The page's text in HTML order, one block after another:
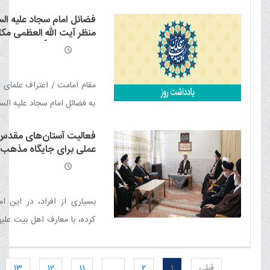
فضائل امام سجاد علیه
منظر آیت الله العظمی
شیرازی مدّ ظلّه العالی
مقام امامت / اعتراف
به فضائل امام سجاد علیه
/ امام سجاد علیه
الْخِیرَتَین» / زهد و عبادت
پناه مردم / امام سجاد
هشام و فرزدق / مساعدت
فعالیت آستان‌های
عملی برای جایگاه
بسیاری از افراد، در این
کرده، با معارف اهل بیت
آشنا شده و مسیر زندگی
می‌کنند و همین